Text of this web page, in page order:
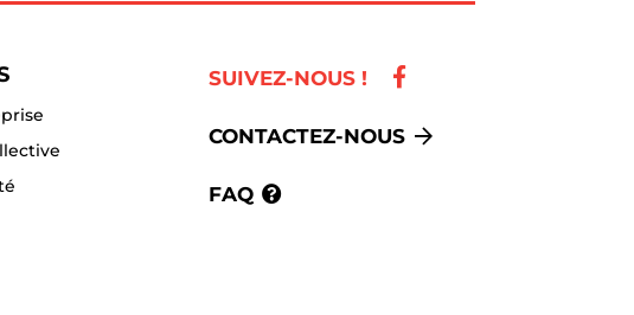
SUIVEZ-NOUS !
CONTACTEZ-NOUS
FAQ